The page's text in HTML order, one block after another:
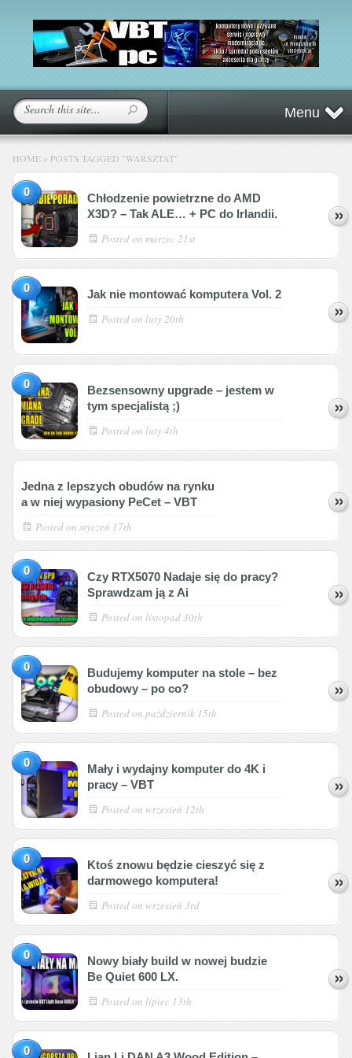
Menu
HOME » POSTS TAGGED "WARSZTAT"
0
Chłodzenie powietrzne do AMD
X3D? – Tak ALE… + PC do Irlandii.
Posted on marzec 21st
0 Jak nie montować komputera Vol. 2
Posted on luty 20th
0
Bezsensowny upgrade – jestem w
tym specjalistą ;)
Posted on luty 4th
Jedna z lepszych obudów na rynku
a w niej wypasiony PeCet – VBT
Posted on styczeń 17th
0
Czy RTX5070 Nadaje się do pracy?
Sprawdzam ją z Ai
Posted on listopad 30th
0
Budujemy komputer na stole – bez
obudowy – po co?
Posted on październik 15th
0
Mały i wydajny komputer do 4K i
pracy – VBT
Posted on wrzesień 12th
0
Ktoś znowu będzie cieszyć się z
darmowego komputera!
Posted on wrzesień 3rd
0
Nowy biały build w nowej budzie
Be Quiet 600 LX.
Posted on lipiec 13th
0